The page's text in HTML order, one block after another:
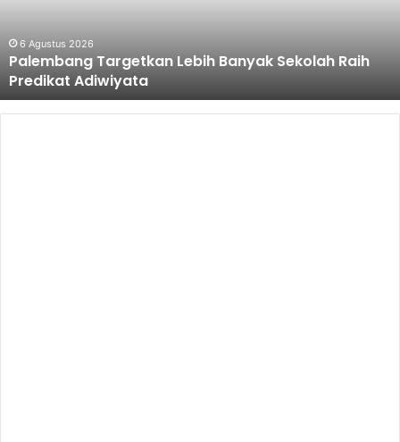
Adiwiyata
6 Agustus 2026
Palembang Targetkan Lebih Banyak Sekolah Raih
Predikat Adiwiyata